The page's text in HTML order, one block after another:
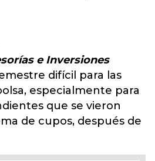
e Inversiones
difícil para las
especialmente para
que se vieron
de cupos, después de